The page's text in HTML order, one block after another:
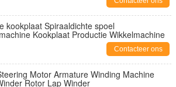
kookplaat Spiraaldichte spoel
Kookplaat Productie Wikkelmachine
Contacteer ons
Motor Armature Winding Machine
Rotor Lap Winder